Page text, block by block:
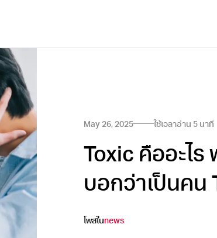
May 26, 2025 ใช้เวลาอ่าน 5 นาที
Toxic คืออะไ
บอกว่าเป็นคน
โพสในnews